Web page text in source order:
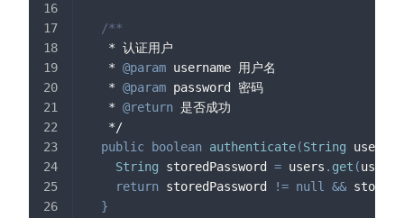
/**
   * 认证用户
   *
@param username 用户名
   *
@param password
密码
   *
@return 是否成功
   */
public
boolean authenticate(String
String storedPassword = users . get (
return storedPassword != null &&
}